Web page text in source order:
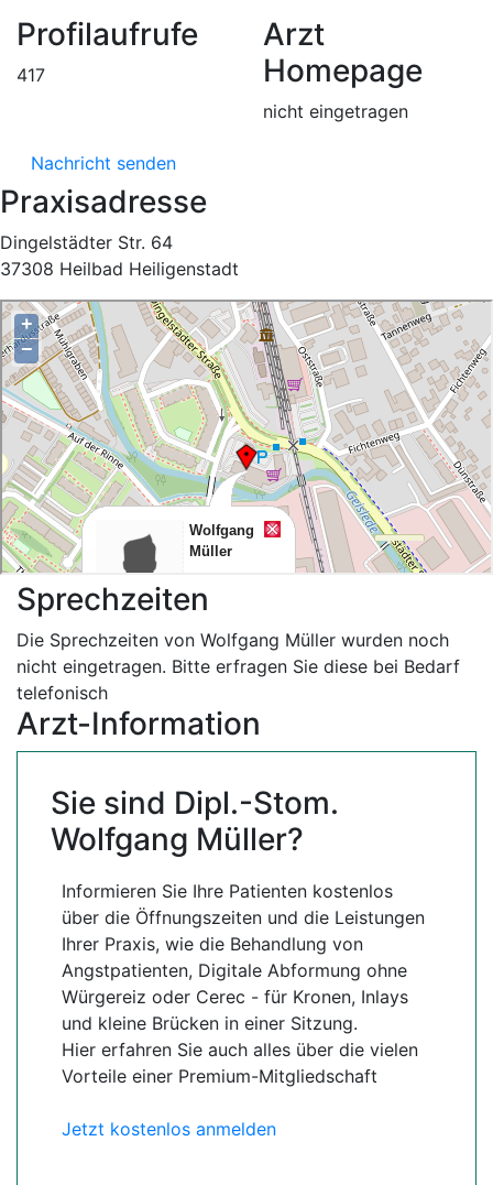
Profilaufrufe
417
Arzt
Homepage
nicht eingetragen
Nachricht senden
Praxisadresse
Dingelstädter Str. 64
37308 Heilbad Heiligenstadt
Sprechzeiten
Die Sprechzeiten von Wolfgang Müller wurden noch
nicht eingetragen. Bitte erfragen Sie diese bei Bedarf
telefonisch
Arzt-Information
Sie sind Dipl.-Stom.
Wolfgang Müller?
Informieren Sie Ihre Patienten kostenlos
über die Öffnungszeiten und die Leistungen
Ihrer Praxis, wie die Behandlung von
Angstpatienten, Digitale Abformung ohne
Würgereiz oder Cerec - für Kronen, Inlays
und kleine Brücken in einer Sitzung.
Hier erfahren Sie auch alles über die vielen
Vorteile einer Premium-Mitgliedschaft
Jetzt kostenlos anmelden